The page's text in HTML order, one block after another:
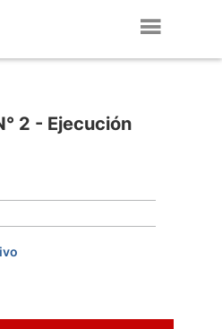
2 - Ejecución